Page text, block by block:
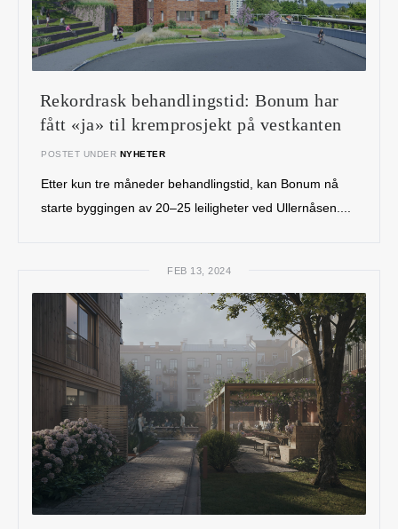
Rekordrask behandlingstid: Bonum har
fått «ja» til kremprosjekt på vestkanten
POSTET UNDER NYHETER
Etter kun tre måneder behandlingstid, kan Bonum nå
starte byggingen av 20–25 leiligheter ved Ullernåsen....
FEB 13, 2024